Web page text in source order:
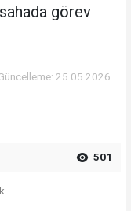
görev
25.05.2026
501